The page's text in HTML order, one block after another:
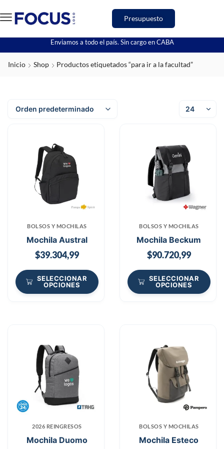
Presupuesto
Enviamos a todo el país. Sin cargo en CABA
Inicio Shop Productos etiquetados “para ir a la facultad”
BOLSOS Y MOCHILAS
Mochila Austral
$39.304,99
SELECCIONAR
OPCIONES
BOLSOS Y MOCHILAS
Mochila Beckum
$90.720,99
SELECCIONAR
OPCIONES
2026 REINGRESOS
Mochila Duomo
BOLSOS Y MOCHILAS
Mochila Esteco